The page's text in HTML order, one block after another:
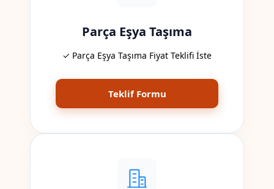
Parça Eşya Taşıma
✓ Parça Eşya Taşıma Fiyat Teklifi İste
Teklif Formu